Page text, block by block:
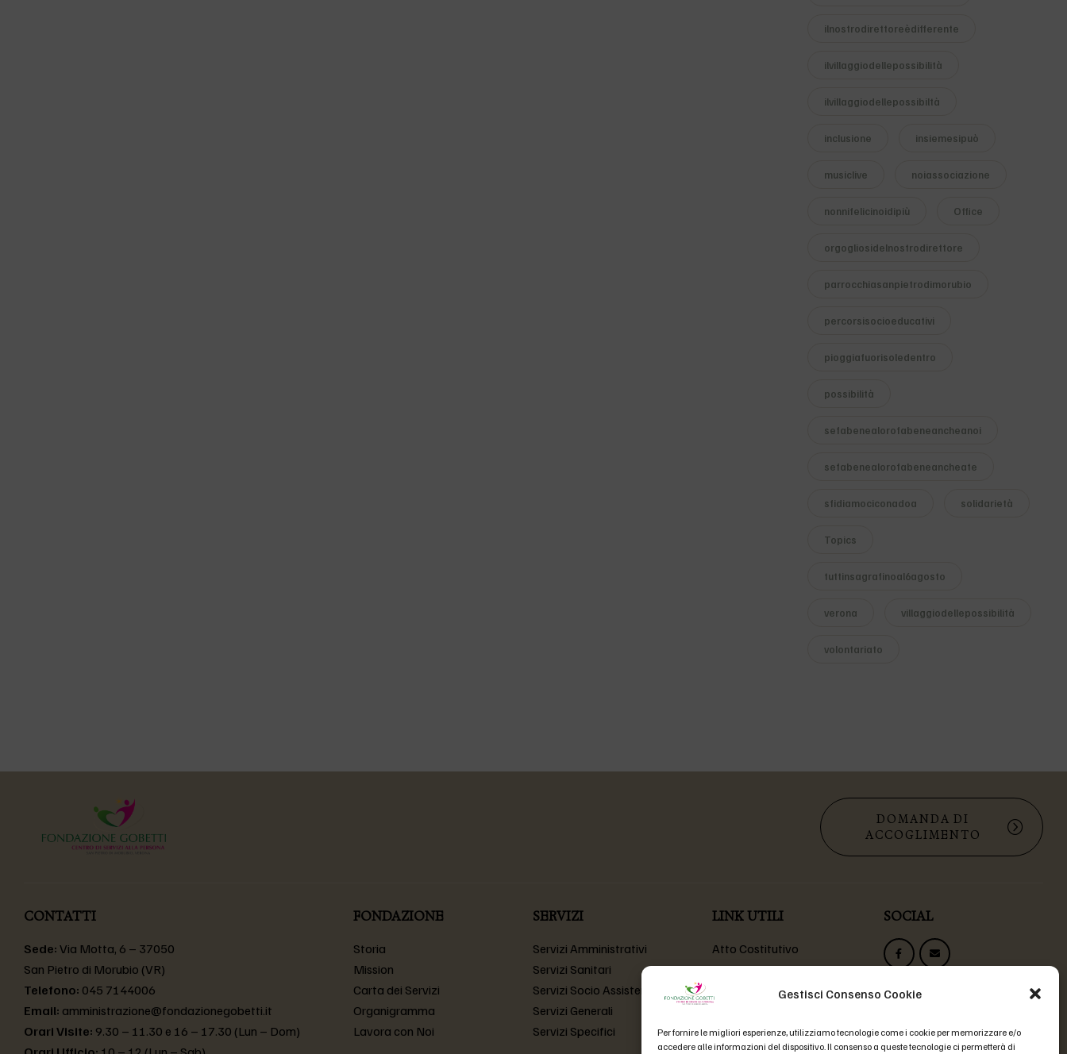
Gestisci Consenso Cookie
Per fornire le migliori esperienze, utilizziamo tecnologie come i cookie per memorizzare e/o
accedere alle informazioni del dispositivo. Il consenso a queste tecnologie ci permetterà di
ilnostrodirettoreèdifferente
ilvillaggiodellepossibilità
ilvillaggiodellepossibiltà
inclusione insiemesipuò
musiclive noiassociazione
nonnifelicinoidipiù Office
orgogliosidelnostrodirettore
parrocchiasanpietrodimorubio
percorsisocioeducativi
pioggiafuorisoledentro
possibilità
sefabenealorofabeneancheanoi
sefabenealorofabeneancheate
sfidiamociconadoa solidarietà
Topics
tuttinsagrafinoal6agosto
verona villaggiodellepossibilità
volontariato
DOMANDA DI
ACCOGLIMENTO
CONTATTI
Sede: Via Motta, 6 – 37050
San Pietro di Morubio (VR)
Telefono: 045 7144006
Email: amministrazione@fondazionegobetti.it
Orari Visite: 9.30 – 11.30 e 16 – 17.30 (Lun – Dom)
FONDAZIONE
Storia
Mission
Carta dei Servizi
Organigramma
Lavora con Noi
SERVIZI
Servizi Amministrativi
Servizi Sanitari
Servizi Socio Assistenziali
Servizi Generali
Servizi Specifici
LINK UTILI
Atto Costitutivo
Statuto Fondazione
Codice Etico
SOCIAL